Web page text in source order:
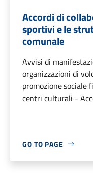
Accordi di
sportivi e le
comunale
Avvisi di
organizzazioni di
promozione sociale
centri culturali -
GO TO PAGE